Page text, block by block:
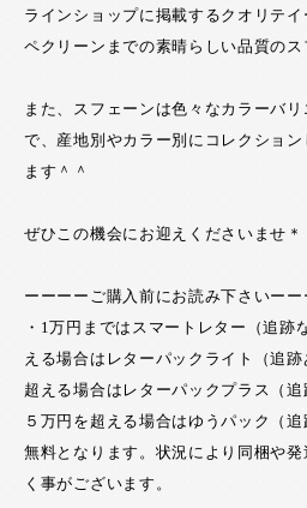
ラインショップに掲載するクオリテ
ペクリーンまでの素晴らしい品質のス
また、スフェーンは色々なカラーバ
で、産地別やカラー別にコレクショ
ます＾＾
ぜひこの機会にお迎えくださいませ＊
ーーーーご購入前にお読み下さいーー
・1万円まではスマートレター（追跡
える場合はレターパックライト（追
超える場合はレターパックプラス（
５万円を超える場合はゆうパック（
無料となります。状況により同梱や
く事がございます。